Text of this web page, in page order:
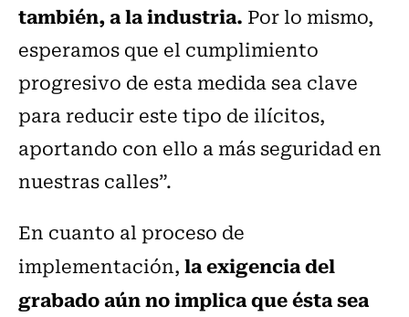
también, a la industria. Por lo mismo,
esperamos que el cumplimiento
progresivo de esta medida sea clave
para reducir este tipo de ilícitos,
aportando con ello a más seguridad en
nuestras calles”.
En cuanto al proceso de
implementación,la exigencia del
grabado aún no implica que ésta sea